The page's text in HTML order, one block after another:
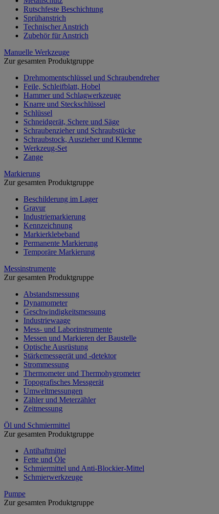
Rutschfeste Beschichtung
Sprühanstrich
Technischer Anstrich
Zubehör für Anstrich
Manuelle Werkzeuge
Zur gesamten Produktgruppe
Drehmomentschlüssel und Schraubendreher
Feile, Schleifblatt, Hobel
Hammer und Schlagwerkzeuge
Knarre und Steckschlüssel
Schlüssel
Schneidgerät, Schere und Säge
Schraubenzieher und Schraubstücke
Schraubstock, Auszieher und Klemme
Werkzeug-Set
Zange
Markierung
Zur gesamten Produktgruppe
Beschilderung im Lager
Gravur
Industriemarkierung
Kennzeichnung
Markierklebeband
Permanente Markierung
Temporäre Markierung
Messinstrumente
Zur gesamten Produktgruppe
Abstandsmessung
Dynamometer
Geschwindigkeitsmessung
Industriewaage
Mess- und Laborinstrumente
Messen und Markieren der Baustelle
Optische Ausrüstung
Stärkemessgerät und -detektor
Strommessung
Thermometer und Thermohygrometer
Topografisches Messgerät
Umweltmessungen
Zähler und Meterzähler
Zeitmessung
Öl und Schmiermittel
Zur gesamten Produktgruppe
Antihaftmittel
Fette und Öle
Schmiermittel und Anti-Blockier-Mittel
Schmierwerkzeuge
Pumpe
Zur gesamten Produktgruppe